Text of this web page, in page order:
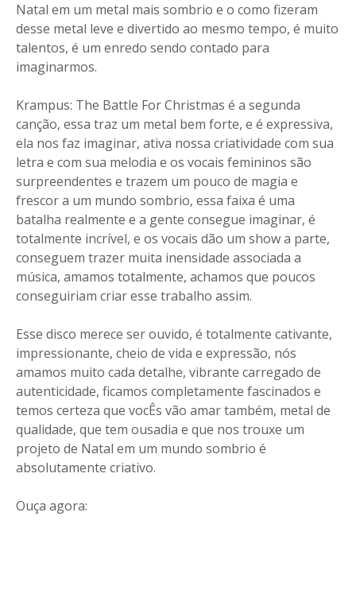
Natal em um metal mais sombrio e o como fizeram
desse metal leve e divertido ao mesmo tempo, é muito
talentos, é um enredo sendo contado para
imaginarmos.
Krampus: The Battle For Christmas é a segunda
canção, essa traz um metal bem forte, e é expressiva,
ela nos faz imaginar, ativa nossa criatividade com sua
letra e com sua melodia e os vocais femininos são
surpreendentes e trazem um pouco de magia e
frescor a um mundo sombrio, essa faixa é uma
batalha realmente e a gente consegue imaginar, é
totalmente incrível, e os vocais dão um show a parte,
conseguem trazer muita inensidade associada a
música, amamos totalmente, achamos que poucos
conseguiriam criar esse trabalho assim.
Esse disco merece ser ouvido, é totalmente cativante,
impressionante, cheio de vida e expressão, nós
amamos muito cada detalhe, vibrante carregado de
autenticidade, ficamos completamente fascinados e
temos certeza que vocÊs vão amar também, metal de
qualidade, que tem ousadia e que nos trouxe um
projeto de Natal em um mundo sombrio é
absolutamente criativo.
Ouça agora: